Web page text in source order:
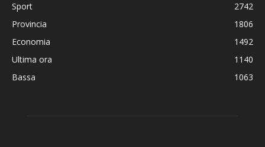
Sport
2742
Provincia
1806
Economia
1492
Ultima ora
1140
Bassa
1063